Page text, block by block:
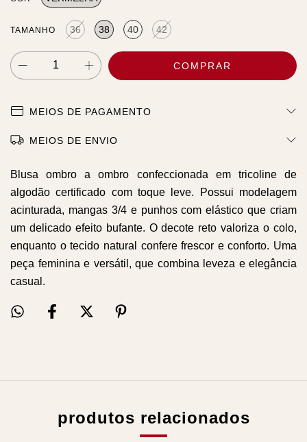
TAMANHO 36 38 40 42
MEIOS DE PAGAMENTO
MEIOS DE ENVIO
Blusa ombro a ombro confeccionada em tricoline de
algodão certificado com toque leve. Possui modelagem
acinturada, mangas 3/4 e punhos com elástico que criam
um delicado efeito bufante. O decote reto valoriza o colo,
enquanto o tecido natural confere frescor e conforto. Uma
peça feminina e versátil, que combina leveza e elegância
casual.
produtos relacionados